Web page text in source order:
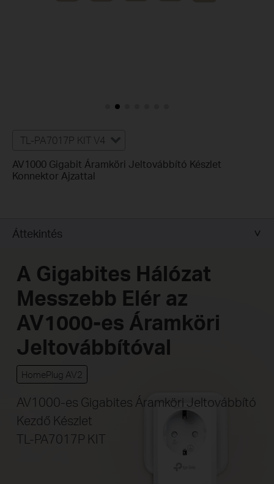
TL-PA7017P KIT V4
AV1000 Gigabit Áramköri Jeltovábbító Készlet
Konnektor Ajzattal
Áttekintés
A Gigabites Hálózat
Messzebb Elér az
AV1000-es Áramköri
Jeltovábbítóval
HomePlug AV2
AV1000-es Gigabites Áramköri Jeltovábbító
Kezdő Készlet
TL-PA7017P KIT